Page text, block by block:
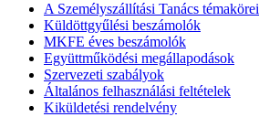
A Személyszállítási Tanács
Küldöttgyűlési beszámolók
MKFE éves beszámolók
Együttműködési megállapodások
Szervezeti szabályok
Általános felhasználási feltételek
Kiküldetési rendelvény